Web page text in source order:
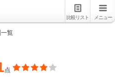
比較リスト メニュー
覧
点